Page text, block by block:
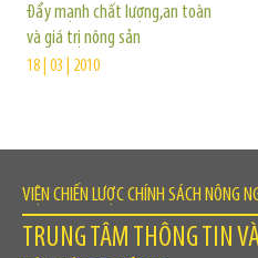
Đẩy mạnh chất lượng,an toàn
và giá trị nông sản
18 | 03 | 2010
VIỆN CHIẾN LƯỢC CHÍNH SÁCH NÔNG
TRUNG TÂM THÔNG TIN